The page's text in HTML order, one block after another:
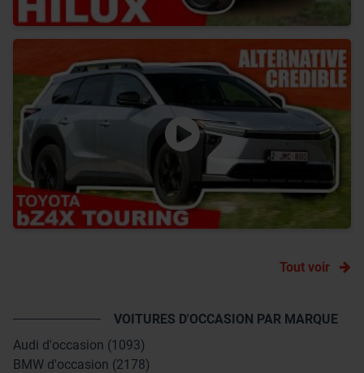
Tout voir
VOITURES D'OCCASION PAR MARQUE
Audi d'occasion (1093)
BMW d'occasion (2178)